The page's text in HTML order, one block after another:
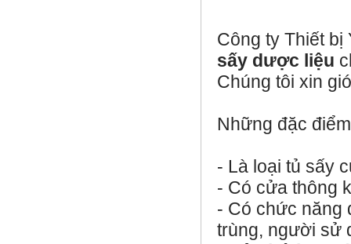
Công ty Thiết bị
sấy dược liệu
Chúng tôi xin
Những đặc
- Là loại tủ sấy
- Có cửa thông
- Có chức năng
trùng, người sử